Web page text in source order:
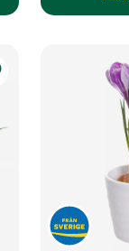
blå produktsida